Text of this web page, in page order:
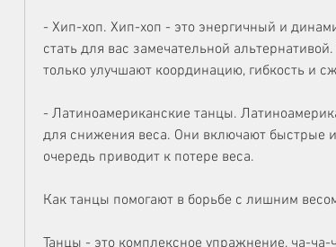
- Хип-хоп. Хип-хоп - это энергичный и
стать для вас замечательной
только улучшают координацию, гибкость и
- Латиноамериканские танцы.
для снижения веса. Они включают быстрые
очередь приводит к потере веса.
Как танцы помогают в борьбе с лишним